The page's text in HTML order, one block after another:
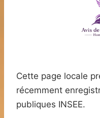
Cette page locale
récemment
publiques INSEE.